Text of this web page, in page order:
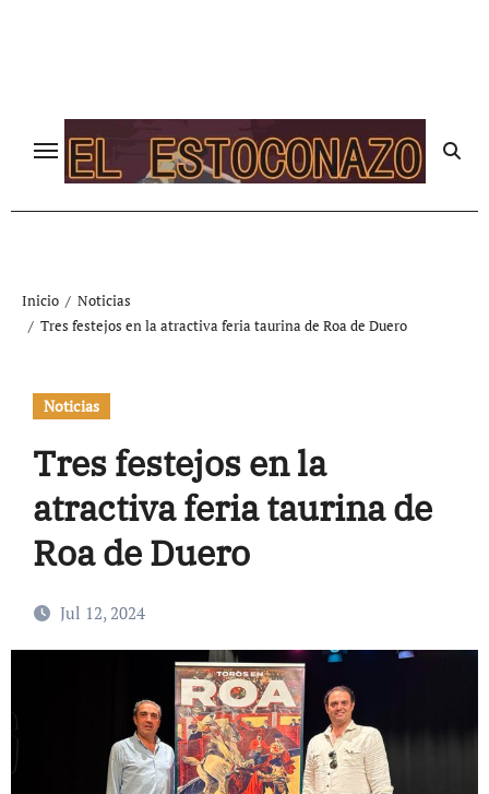
Inicio
Noticias
Tres festejos en la atractiva feria taurina de Roa de Duero
Noticias
Tres festejos en la
atractiva feria taurina de
Roa de Duero
Jul 12, 2024